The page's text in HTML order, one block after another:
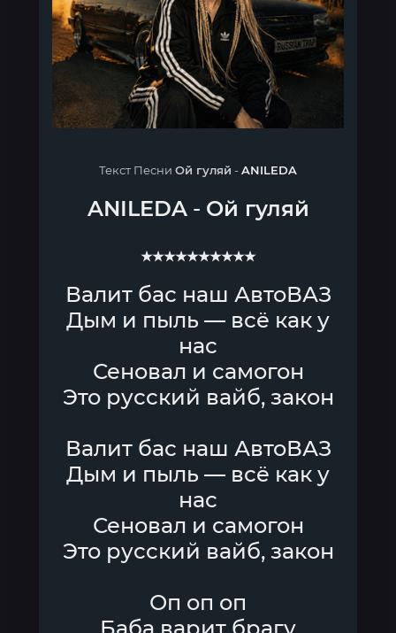
Текст Песни Ой гуляй -ANILEDA
ANILEDA- Ой гуляй
★★★★★★★★★★
Валит бас наш АвтоВАЗ
Дым и пыль — всё как у
нас
Сеновал и самогон
Это русский вайб, закон
Валит бас наш АвтоВАЗ
Дым и пыль — всё как у
нас
Сеновал и самогон
Это русский вайб, закон
Оп оп оп